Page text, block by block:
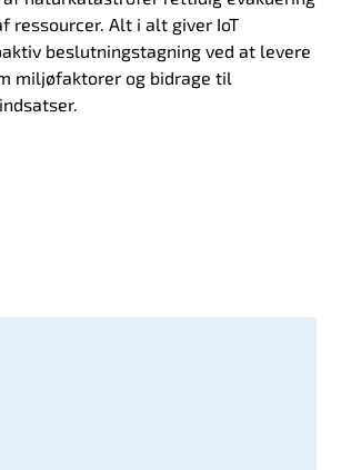
ressourcer. Alt i alt giver IoT
beslutningstagning ved at levere
miljøfaktorer og bidrage til